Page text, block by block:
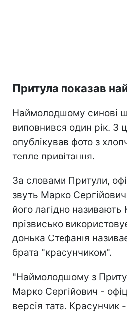
Притула показав
Наймолодшому синові
виповнився один рік. З
опублікував фото з
тепле привітання.
За словами Притули,
звуть Марко
його лагідно
прізвисько
донька Стефанія
брата "красунчиком".
"Наймолодшому з
Марко Сергійович -
версія тата. Красунчик